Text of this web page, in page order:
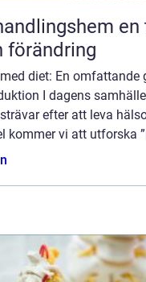
en trygg plats för återhämtning
förändring
diet: En
I dagens
efter att leva
kommer vi att utforska